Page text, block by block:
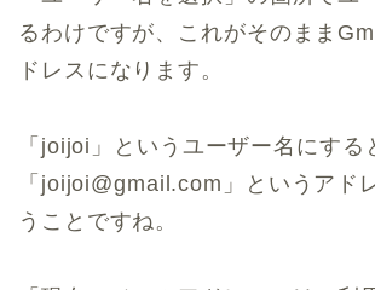
るわけですが、これがそのまま
ドレスになります。
「joijoi」というユーザー名にする
「joijoi@gmail.com」というアド
うことですね。